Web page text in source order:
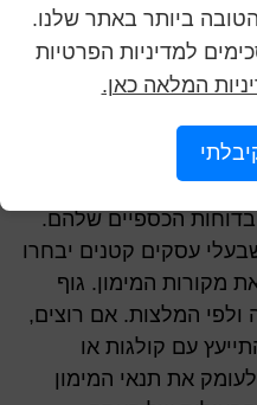
בשירותי
עצמאית מתי לבצע
המקרים, זה מה
הם רוצים לשפר את
הכספיים שלהם.
עסקים קטנים יבחרו
מקורות המימון. גוף
ולפי המלצות. אם רוצים,
עם קולגות או
את תנאי המימון
ביותר באתר שלנו.
למדיניות הפרטיות
המלאה כאן.